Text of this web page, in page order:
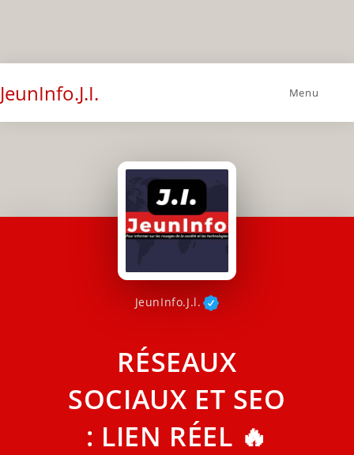
JeunInfo.J.I. Menu
JeunInfo.J.l.
RÉSEAUX
SOCIAUX ET SEO
: LIEN RÉEL 🔥